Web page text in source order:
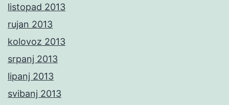
listopad 2013
rujan 2013
kolovoz 2013
srpanj 2013
lipanj 2013
svibanj 2013